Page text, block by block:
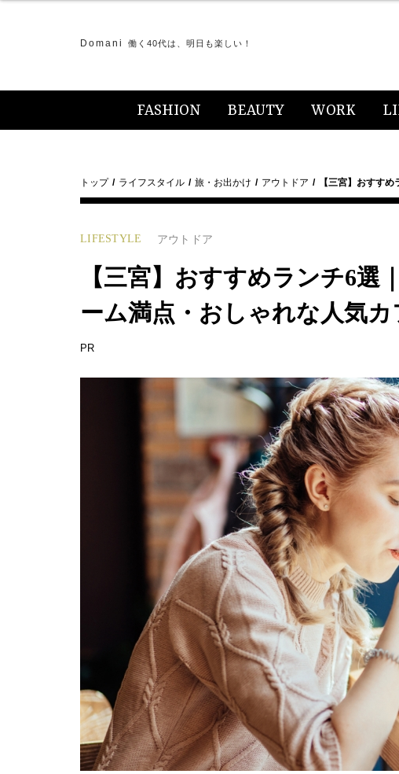
Domani 働く40代は、明日も楽しい！
FASHION BEAUTY WORK
トップ ライフスタイル 旅・お出かけ アウトドア 【三宮】おすす
LIFESTYLE アウトドア
【三宮】おすすめランチ6選
ーム満点・おしゃれな人気
PR